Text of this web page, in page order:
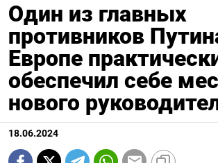
Один из главных
противников
Европе
обеспечил себе
нового
18.06.2024